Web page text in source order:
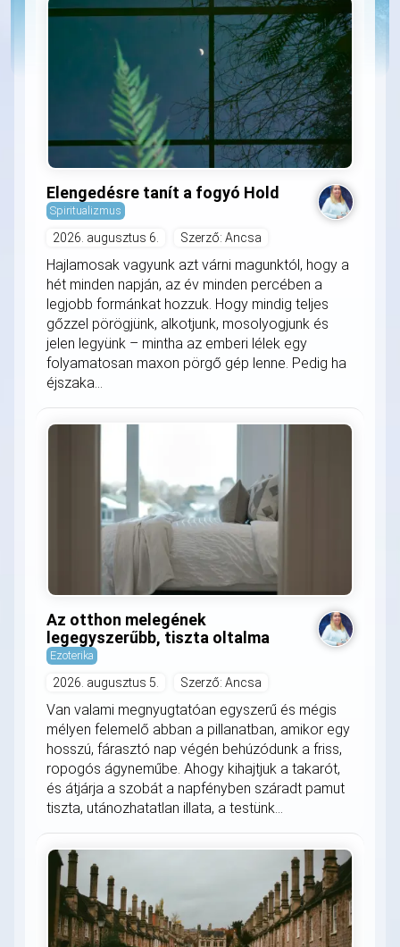
Elengedésre tanít a fogyó Hold
Spiritualizmus
2026. augusztus 6. Szerző: Ancsa
Hajlamosak vagyunk azt várni magunktól, hogy a
hét minden napján, az év minden percében a
legjobb formánkat hozzuk. Hogy mindig teljes
gőzzel pörögjünk, alkotjunk, mosolyogjunk és
jelen legyünk – mintha az emberi lélek egy
folyamatosan maxon pörgő gép lenne. Pedig ha
éjszaka...
Az otthon melegének
legegyszerűbb, tiszta oltalma
Ezoterika
2026. augusztus 5. Szerző: Ancsa
Van valami megnyugtatóan egyszerű és mégis
mélyen felemelő abban a pillanatban, amikor egy
hosszú, fárasztó nap végén behúzódunk a friss,
ropogós ágyneműbe. Ahogy kihajtjuk a takarót,
és átjárja a szobát a napfényben száradt pamut
tiszta, utánozhatatlan illata, a testünk...